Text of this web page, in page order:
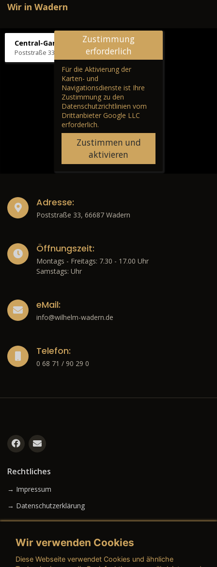
Wir in Wadern
Central-Garage H. Wilhelm
Poststraße 33, 66687 Wadern
Zustimmung
erforderlich
Für die Aktivierung der
Karten- und
Navigationsdienste ist Ihre
Zustimmung zu den
Datenschutzrichtlinien vom
Drittanbieter Google LLC
erforderlich.
Zustimmen und
aktivieren
Adresse:
Poststraße 33, 66687 Wadern
Öffnungszeit:
Montags - Freitags: 7.30 - 17.00 Uhr
Samstags: Uhr
eMail:
info@wilhelm-wadern.de
Telefon:
0 68 71 / 90 29 0
Rechtliches
→ Impressum
→ Datenschutzerklärung
Wir verwenden Cookies
Diese Webseite verwendet Cookies und ähnliche